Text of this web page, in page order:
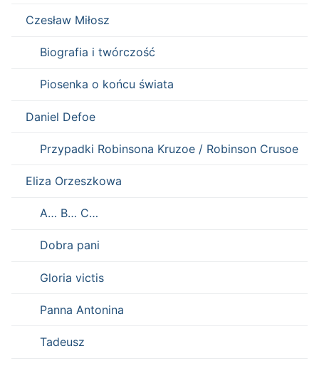
Czesław Miłosz
Biografia i twórczość
Piosenka o końcu świata
Daniel Defoe
Przypadki Robinsona Kruzoe / Robinson Crusoe
Eliza Orzeszkowa
A… B… C…
Dobra pani
Gloria victis
Panna Antonina
Tadeusz